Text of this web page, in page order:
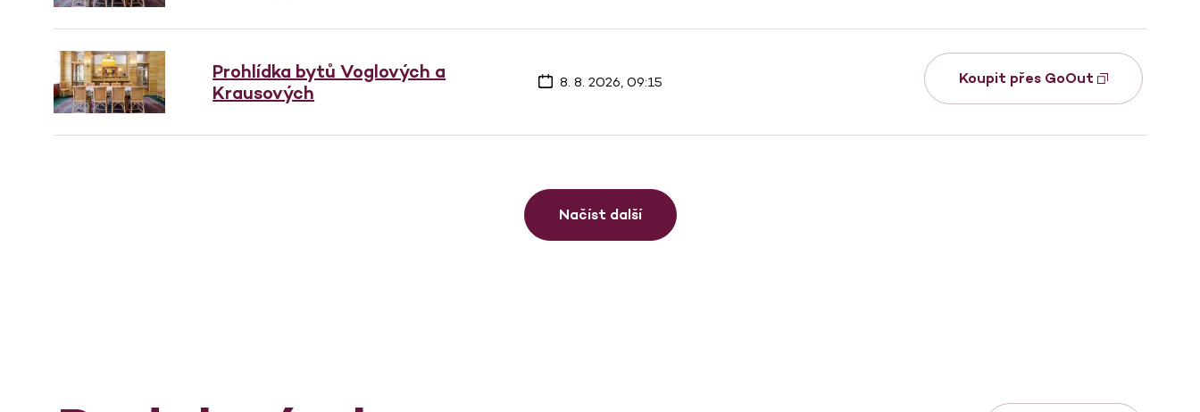
Prohlídka bytů Voglových a
Krausových
8. 8. 2026, 09:15 Koupit přes GoOut
Načíst další